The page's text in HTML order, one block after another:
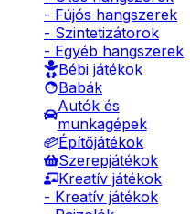
- Fújós hangszerek
- Szintetizátorok
- Egyéb hangszerek
Bébi játékok
Babák
Autók és
munkagépek
Építőjátékok
Szerepjátékok
Kreatív játékok
- Kreatív játékok